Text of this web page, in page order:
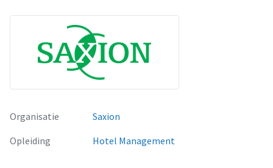
Organisatie
Saxion
Opleiding
Hotel Management